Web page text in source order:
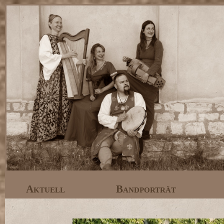
Aktuell Bandporträt